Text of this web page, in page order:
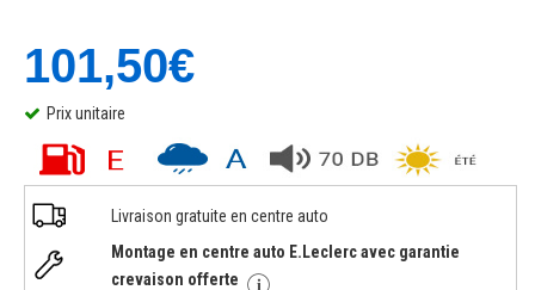
101,50€
Prix unitaire
Livraison gratuite en centre auto
Montage en centre auto E.Leclerc avec garantie
crevaison offerte